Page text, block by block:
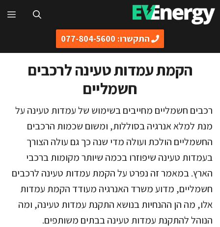
לדלג
לתוכן
התקשרו: 077-804-5600
הקמת עמדות טעינה לרכבים
חשמליים
רכבים חשמליים מחייבים בשימוש של עמדות טעינה על
מנת למלא אנרגיה בסוללות, ומשום שכמות הרכבים
החשמליים הולכת ועולה מדי שנה כך גם עולה הצורך
בעמדות טעינה שיפוזרו בכמה שיותר מקומות ברכבי
הארץ. במאמר זה נפרט על הקמת עמדות טעינה לרכבים
חשמליים, מדוע משרד האנרגיה מעודד הקמת עמדות
אלו, מה הן ההנחיות בנושא התקנת עמדות טעינה, ומה
הנוהל להתקנת עמדות טעינה בבתים משותפים.